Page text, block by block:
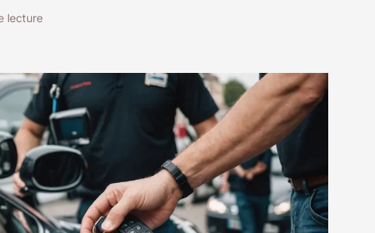
lecture